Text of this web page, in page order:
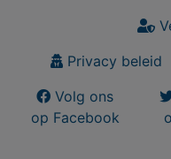
Privacy beleid
Volg ons
op Facebook